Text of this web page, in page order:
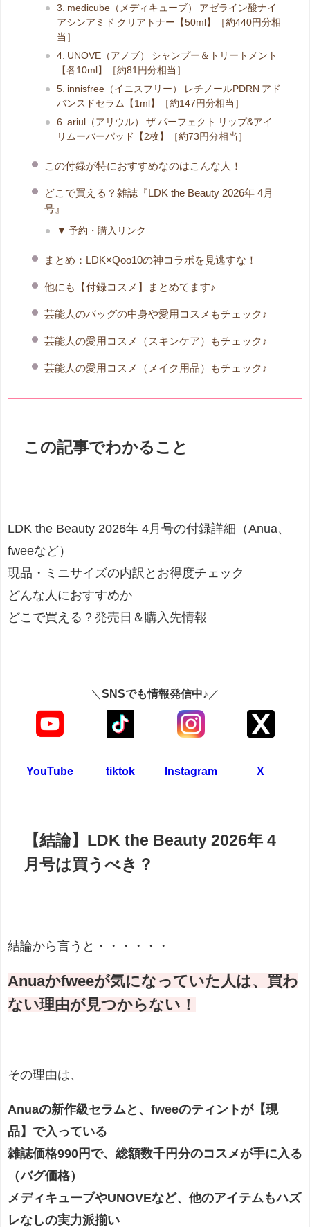
3. medicube（メディキューブ） アゼライン酸ナイ
アシンアミド クリアトナー【50ml】［約440円分相
当］
4. UNOVE（アノブ） シャンプー＆トリートメント
【各10ml】［約81円分相当］
5. innisfree（イニスフリー） レチノールPDRN アド
バンスドセラム【1ml】［約147円分相当］
6. ariul（アリウル） ザ パーフェクト リップ&アイ
リムーバーパッド【2枚】［約73円分相当］
この付録が特におすすめなのはこんな人！
どこで買える？雑誌『LDK the Beauty 2026年 4月
号』
▼ 予約・購入リンク
まとめ：LDK×Qoo10の神コラボを見逃すな！
他にも【付録コスメ】まとめてます♪
芸能人のバッグの中身や愛用コスメもチェック♪
芸能人の愛用コスメ（スキンケア）もチェック♪
芸能人の愛用コスメ（メイク用品）もチェック♪
この記事でわかること
LDK the Beauty 2026年 4月号の付録詳細（Anua、
fweeなど）
現品・ミニサイズの内訳とお得度チェック
どんな人におすすめか
どこで買える？発売日＆購入先情報
＼ SNSでも情報発信中♪ ／
YouTube tiktok Instagram X
【結論】LDK the Beauty 2026年 4
月号は買うべき？
結論から言うと・・・・・・
Anuaかfweeが気になっていた人は、買わ
ない理由が見つからない！
その理由は、
Anuaの新作級セラムと、fweeのティントが【現
品】で入っている
雑誌価格990円で、総額数千円分のコスメが手に入る
（バグ価格）
メディキューブやUNOVEなど、他のアイテムもハズ
レなしの実力派揃い